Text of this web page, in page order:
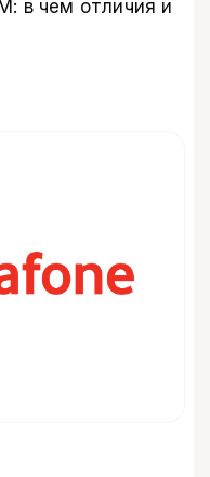
в чем отличия и